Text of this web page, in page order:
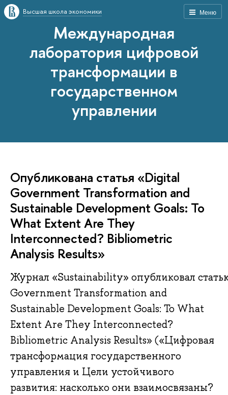
Меню
Высшая школа экономики
Международная
лаборатория цифровой
трансформации в
государственном
управлении
Опубликована статья «Digital
Government Transformation and
Sustainable Development Goals: To
What Extent Are They
Interconnected? Bibliometric
Analysis Results»
Журнал «Sustainability» опубликовал
Government Transformation and
Sustainable Development Goals: To What
Extent Are They Interconnected?
Bibliometric Analysis Results» («Цифровая
трансформация государственного
управления и Цели устойчивого
развития: насколько они взаимосвязаны?